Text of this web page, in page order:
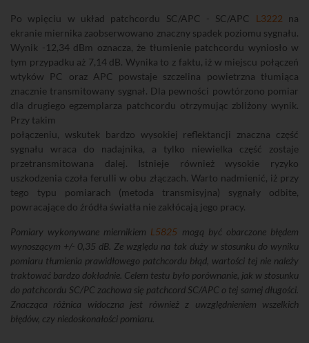
Po wpięciu w układ patchcordu SC/APC - SC/APC L3222 na
ekranie miernika zaobserwowano znaczny spadek poziomu sygnału.
Wynik -12,34 dBm oznacza, że tłumienie patchcordu wyniosło w
tym przypadku aż 7,14 dB. Wynika to z faktu, iż w miejscu połączeń
wtyków PC oraz APC powstaje szczelina powietrzna tłumiąca
znacznie transmitowany sygnał. Dla pewności powtórzono pomiar
dla drugiego egzemplarza patchcordu otrzymując zbliżony wynik.
Przy takim
połączeniu, wskutek bardzo wysokiej reflektancji znaczna część
sygnału wraca do nadajnika, a tylko niewielka część zostaje
przetransmitowana dalej. Istnieje również wysokie ryzyko
uszkodzenia czoła ferulli w obu złączach. Warto nadmienić, iż przy
tego typu pomiarach (metoda transmisyjna) sygnały odbite,
powracające do źródła światła nie zakłócają jego pracy.
Pomiary wykonywane miernikiem L5825 mogą być obarczone błędem
wynoszącym +/- 0,35 dB. Ze względu na tak duży w stosunku do wyniku
pomiaru tłumienia prawidłowego patchcordu błąd, wartości tej nie należy
traktować bardzo dokładnie. Celem testu było porównanie, jak w stosunku
do patchcordu SC/PC zachowa się patchcord SC/APC o tej samej długości.
Znacząca różnica widoczna jest również z uwzględnieniem wszelkich
błędów, czy niedoskonałości pomiaru.